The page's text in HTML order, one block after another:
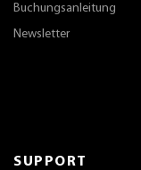
Buchungsanleitung
Newsletter
SUPPORT